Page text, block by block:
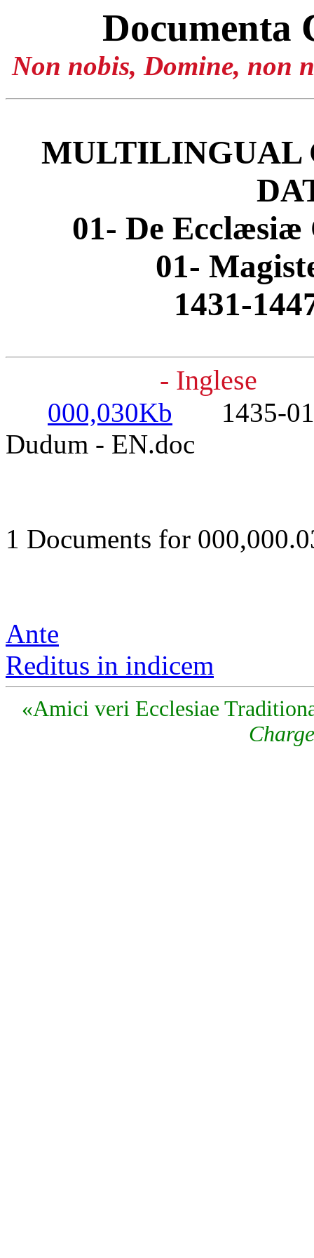
Documenta
Non nobis, Domine, non
MULTILINGUAL
01- De
01-
1431-
- Inglese
000,030Kb 1435-01-
Dudum - EN.doc
1 Documents for
Ante
Reditus in indicem
«Amici veri Ecclesiae